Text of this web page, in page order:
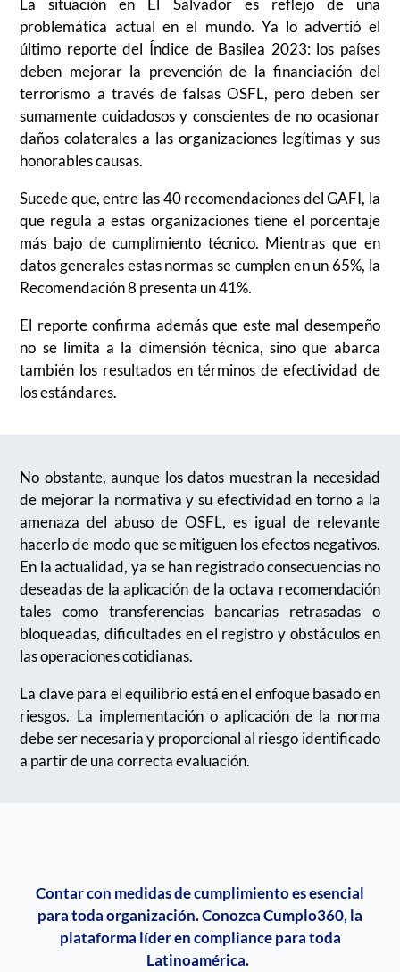
problemática actual en el mundo. Ya lo advertió el
último reporte del Índice de Basilea 2023: los países
deben mejorar la prevención de la financiación del
terrorismo a través de falsas OSFL, pero deben ser
sumamente cuidadosos y conscientes de no ocasionar
daños colaterales a las organizaciones legítimas y sus
honorables causas.
Sucede que, entre las 40 recomendaciones del GAFI, la
que regula a estas organizaciones tiene el porcentaje
más bajo de cumplimiento técnico. Mientras que en
datos generales estas normas se cumplen en un 65%, la
Recomendación 8 presenta un 41%.
El reporte confirma además que este mal desempeño
no se limita a la dimensión técnica, sino que abarca
también los resultados en términos de efectividad de
los estándares.
No obstante, aunque los datos muestran la necesidad
de mejorar la normativa y su efectividad en torno a la
amenaza del abuso de OSFL, es igual de relevante
hacerlo de modo que se mitiguen los efectos negativos.
En la actualidad, ya se han registrado consecuencias no
deseadas de la aplicación de la octava recomendación
tales como transferencias bancarias retrasadas o
bloqueadas, dificultades en el registro y obstáculos en
las operaciones cotidianas.
La clave para el equilibrio está en el enfoque basado en
riesgos. La implementación o aplicación de la norma
debe ser necesaria y proporcional al riesgo identificado
a partir de una correcta evaluación.
Contar con medidas de cumplimiento es esencial
para toda organización. Conozca Cumplo360, la
plataforma líder encompliancepara toda
Latinoamérica.